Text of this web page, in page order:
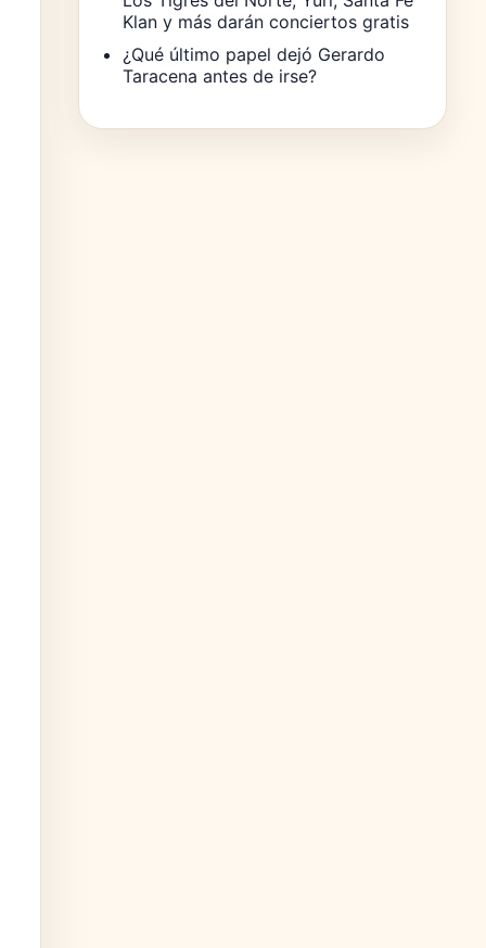
Klan y más darán conciertos gratis
¿Qué último papel dejó Gerardo
Taracena antes de irse?